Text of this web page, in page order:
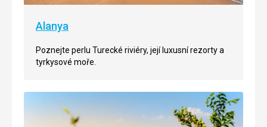
Alanya
Poznejte perlu Turecké riviéry, její luxusní rezorty a
tyrkysové moře.